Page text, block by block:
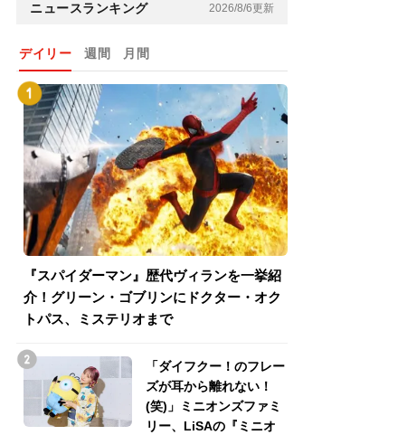
ニュースランキング 2026/8/6更新
デイリー 週間 月間
『スパイダーマン』歴代ヴィランを一挙紹
介！グリーン・ゴブリンにドクター・オク
トパス、ミステリオまで
「ダイフクー！のフレー
ズが耳から離れない！
(笑)」ミニオンズファミ
リー、LiSAの『ミニオ